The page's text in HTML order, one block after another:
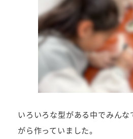
いろいろな型がある中でみん
がら作っていました。